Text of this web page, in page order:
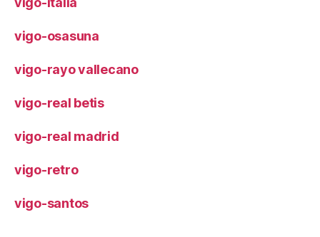
vigo-osasuna
vigo-rayo vallecano
vigo-real betis
vigo-real madrid
vigo-retro
vigo-santos